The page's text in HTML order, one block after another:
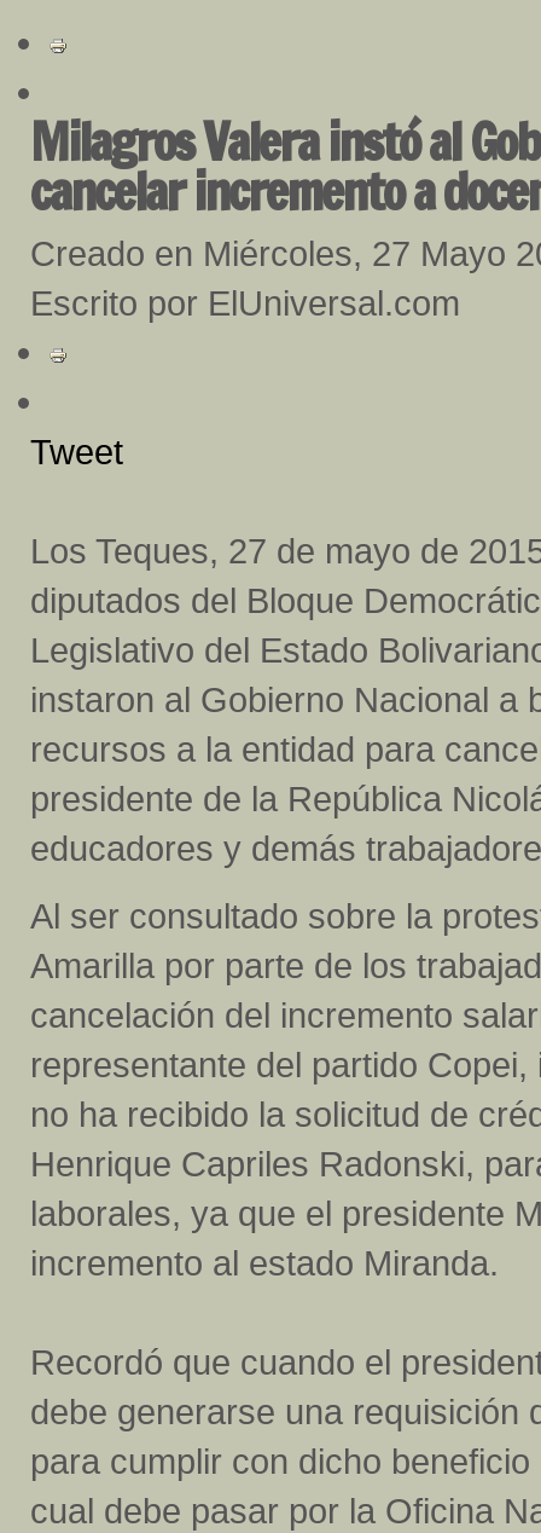
Milagros Valera instó al
cancelar incremento a
Creado en Miércoles, 27 Mayo
Escrito por ElUniversal.com
Tweet
Los Teques, 27 de mayo de
diputados del Bloque
Legislativo del Estado
instaron al Gobierno Nacional a
recursos a la entidad para
presidente de la República
educadores y demás
Al ser consultado sobre la
Amarilla por parte de los
cancelación del incremento
representante del partido
no ha recibido la solicitud de
Henrique Capriles Radonski,
laborales, ya que el presidente
incremento al estado Miranda.
Recordó que cuando el
debe generarse una requisición
para cumplir con dicho
cual debe pasar por la Oficina